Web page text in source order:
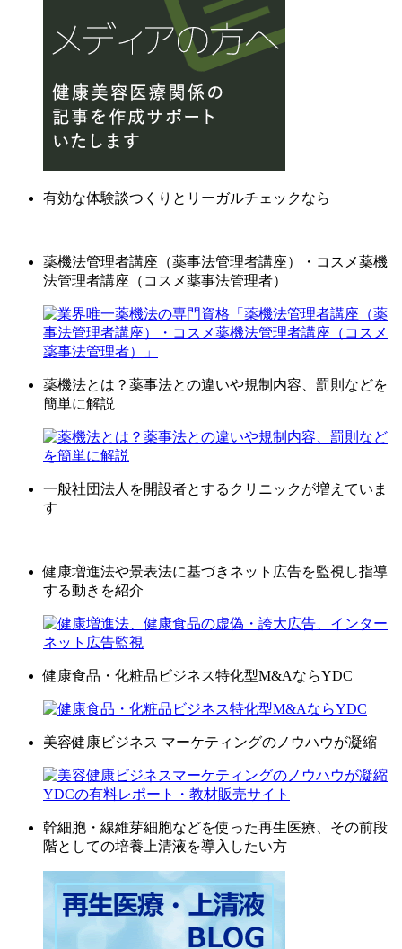
有効な体験談つくりとリーガルチェックなら
薬機法管理者講座（薬事法管理者講座）・コスメ薬機
法管理者講座（コスメ薬事法管理者）
薬機法とは？薬事法との違いや規制内容、罰則などを
簡単に解説
一般社団法人を開設者とするクリニックが増えていま
す
健康増進法や景表法に基づきネット広告を監視し指導
する動きを紹介
健康食品・化粧品ビジネス特化型M&AならYDC
美容健康ビジネス マーケティングのノウハウが凝縮
幹細胞・線維芽細胞などを使った再生医療、その前段
階としての培養上清液を導入したい方